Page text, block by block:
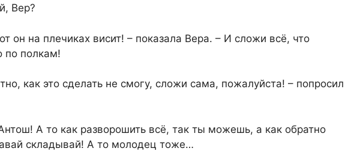
Вер?
он на плечиках висит! – показала Вера. – И сложи всё, что
по полкам!
как это сделать не смогу, сложи сама, пожалуйста! – попросил
А то как разворошить всё, так ты можешь, а как обратно
складывай! А то молодец тоже…